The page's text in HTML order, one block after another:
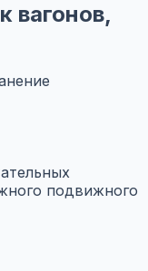
вагонов,
подвижного